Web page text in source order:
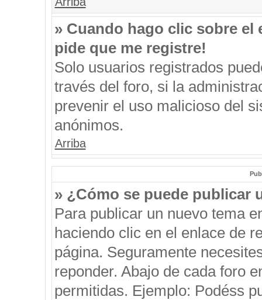
» Cuando hago clic sobre el
pide que me registre!
Solo usuarios registrados
través del foro, si la
prevenir el uso malicioso del
anónimos.
Arriba
» ¿Cómo se puede publicar
Para publicar un nuevo tema
haciendo clic en el enlace de
página. Seguramente
reponder. Abajo de cada foro
permitidas. Ejemplo: Podéss